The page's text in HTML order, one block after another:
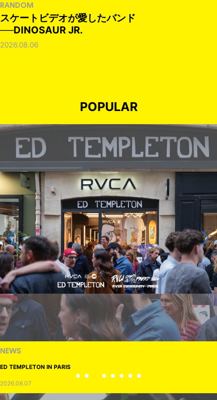
RANDOM
スケートビデオが愛したバンド
──DINOSAUR JR.
2026.08.06
POPULAR
NEWS
ED TEMPLETON IN PARIS
2026.08.07